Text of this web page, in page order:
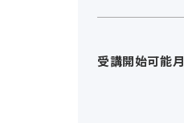
受講開始可能月